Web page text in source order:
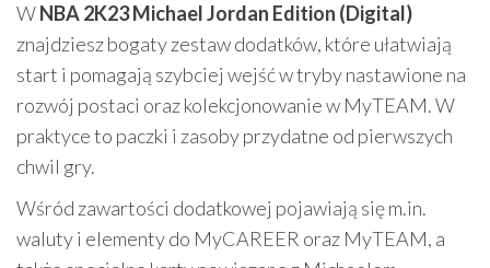
WNBA 2K23 Michael Jordan Edition (Digital)
znajdziesz bogaty zestaw dodatków, które ułatwiają
start i pomagają szybciej wejść w tryby nastawione na
rozwój postaci oraz kolekcjonowanie w MyTEAM. W
praktyce to paczki i zasoby przydatne od pierwszych
chwil gry.
Wśród zawartości dodatkowej pojawiają się m.in.
waluty i elementy do MyCAREER oraz MyTEAM, a